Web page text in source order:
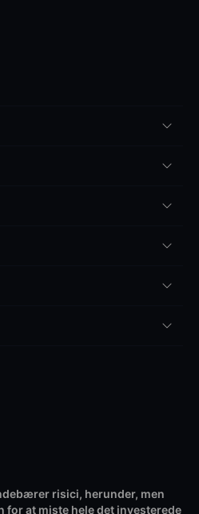
risici, herunder, men
at miste hele det investerede